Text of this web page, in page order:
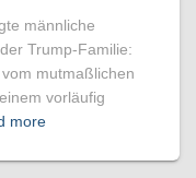
männliche
Trump-Familie:
mutmaßlichen
vorläufig
more